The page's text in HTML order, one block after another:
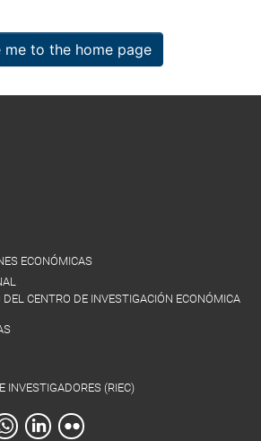
me to the home page
ECONÓMICAS
CENTRO DE INVESTIGACIÓN ECONÓMICA
INVESTIGADORES (RIEC)